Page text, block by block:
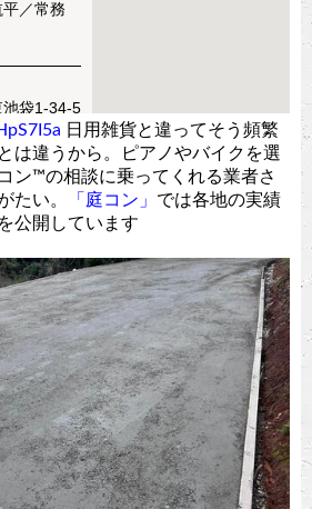
日用雑貨と違ってそう頻繁
は違うから。ピアノやバイクを選
ン™︎の相談に乗ってくれる業者さ
たい。
「庭コン」 では各地の実績
公開しています